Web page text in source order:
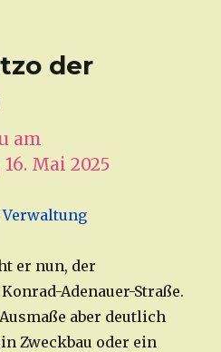
der
am
Mai 2025
er nun, der
Adenauer-Straße.
aber deutlich
Zweckbau oder ein